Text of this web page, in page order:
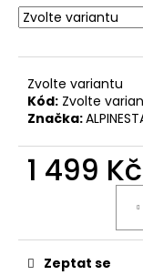
Zvolte variantu
Kód: Zvolte
Značka:
1 499 Kč
Zeptat se
D
o
p
o
r
u
e
m